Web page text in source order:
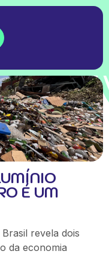
É UM
revela dois
da economia